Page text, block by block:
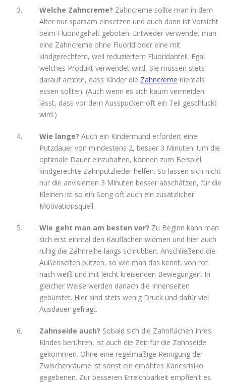
Welche Zahncreme? Zahncreme sollte man in dem
Alter nur sparsam einsetzen und auch dann ist Vorsicht
beim Fluoridgehalt geboten. Entweder verwendet man
eine Zahncreme ohne Fluorid oder eine mit
kindgerechtem, weil reduziertem Fluoridanteil. Egal
welches Produkt verwendet wird, Sie müssen stets
darauf achten, dass Kinder die Zahncreme niemals
essen sollten. (Auch wenn es sich kaum vermeiden
lässt, dass vor dem Ausspucken oft ein Teil geschluckt
wird.)
Wie lange? Auch ein Kindermund erfordert eine
Putzdauer von mindestens 2, besser 3 Minuten. Um die
optimale Dauer einzuhalten, können zum Beispiel
kindgerechte Zahnputzlieder helfen. So lassen sich nicht
nur die anvisierten 3 Minuten besser abschätzen, für die
Kleinen ist so ein Song oft auch ein zusätzlicher
Motivationsquell.
Wie geht man am besten vor? Zu Beginn kann man
sich erst einmal den Kauflächen widmen und hier auch
ruhig die Zahnreihe längs schrubben. Anschließend die
Außenseiten putzen, so wie man das kennt, von rot
nach weiß und mit leicht kreisenden Bewegungen. In
gleicher Weise werden danach die Innenseiten
gebürstet. Hier sind stets wenig Druck und dafür viel
Ausdauer gefragt.
Zahnseide auch? Sobald sich die Zahnflächen Ihres
Kindes berühren, ist auch die Zeit für die Zahnseide
gekommen. Ohne eine regelmäßige Reinigung der
Zwischenräume ist sonst ein erhöhtes Kariesrisiko
gegebenen. Zur besseren Erreichbarkeit empfiehlt es